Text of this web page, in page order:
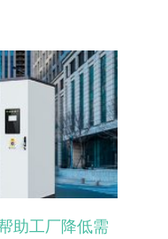
助工厂降低需